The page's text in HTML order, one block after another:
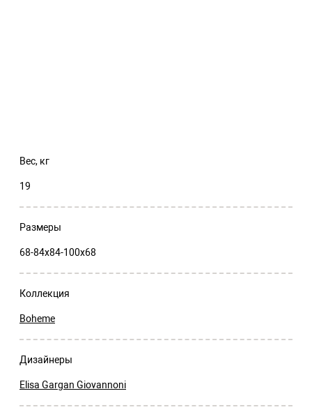
Вес, кг
19
Размеры
68-84x84-100x68
Коллекция
Boheme
Дизайнеры
Elisa Gargan Giovannoni